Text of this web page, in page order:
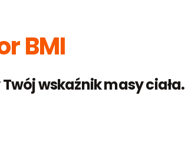
BMI
wskaźnik masy ciała.